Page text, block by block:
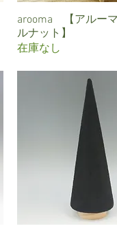
クイックビ
arooma 【アルー
ルナット】
在庫なし